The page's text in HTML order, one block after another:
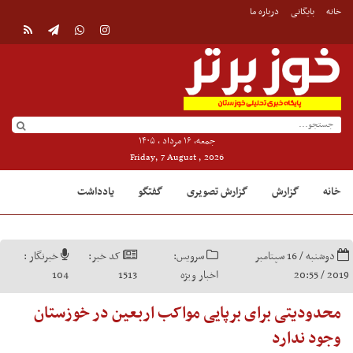
خانه بایگانی درباره ما
جمعه, ۱۶ مرداد , ۱۴۰۵
Friday, 7 August , 2026
خانه گزارش گزارش تصویری گفتگو یادداشت
دوشنبه / 16 سپتامبر
2019 / 20:55
سرویس:
اخبار ویژه
کد خبر:
1513
خبرنگار :
104
محدودیتی برای برپایی مواکب اربعین در خوزستان
وجود ندارد